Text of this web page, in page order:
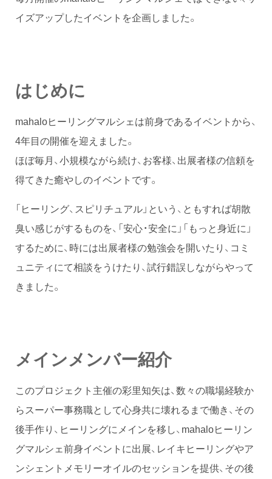
イズアップしたイベントを企画しました。
はじめに
mahaloヒーリングマルシェは前身であるイベントから、
4年目の開催を迎えました。
ほぼ毎月、小規模ながら続け、お客様、出展者様の信頼を
得てきた癒やしのイベントです。
「ヒーリング、スピリチュアル」という、ともすれば胡散
臭い感じがするものを、「安心・安全に」「もっと身近に」
するために、時には出展者様の勉強会を開いたり、コミ
ュニティにて相談をうけたり、試行錯誤しながらやって
きました。
メインメンバー紹介
このプロジェクト主催の彩里知矢は、数々の職場経験か
らスーパー事務職として心身共に壊れるまで働き、その
後手作り、ヒーリングにメインを移し、mahaloヒーリン
グマルシェ前身イベントに出展、レイキヒーリングやア
ンシェントメモリーオイルのセッションを提供、その後